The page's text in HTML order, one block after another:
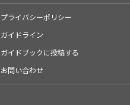
プライバシーポリシー
ガイドライン
ガイドブックに投稿する
お問い合わせ